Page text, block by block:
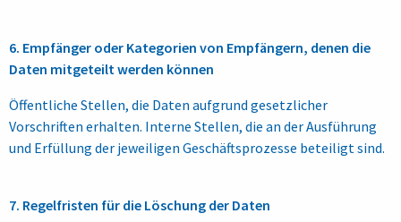
6. Empfänger oder Kategorien von Empfängern, denen die
Daten mitgeteilt werden können
Öffentliche Stellen, die Daten aufgrund gesetzlicher
Vorschriften erhalten. Interne Stellen, die an der Ausführung
und Erfüllung der jeweiligen Geschäftsprozesse beteiligt sind.
7. Regelfristen für die Löschung der Daten